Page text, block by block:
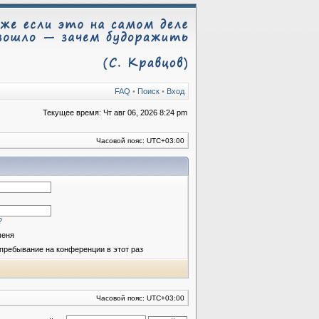
FAQ • Поиск • Вход
Текущее время: Чт авг 06, 2026 8:24 pm
Часовой пояс: UTC+03:00
на конференции в этот раз
Часовой пояс: UTC+03:00